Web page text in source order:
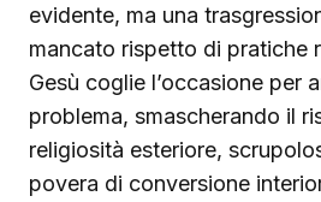
evidente, ma una
mancato rispetto di pratiche
Gesù coglie l’occasione per
problema, smascherando il
religiosità esteriore,
povera di conversione